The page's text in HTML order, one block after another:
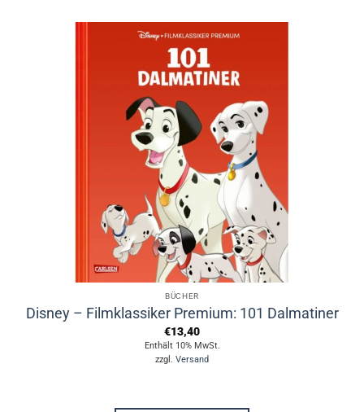
BÜCHER
Disney – Filmklassiker Premium: 101 Dalmatiner
€13,40
Enthält 10% MwSt.
zzgl. Versand